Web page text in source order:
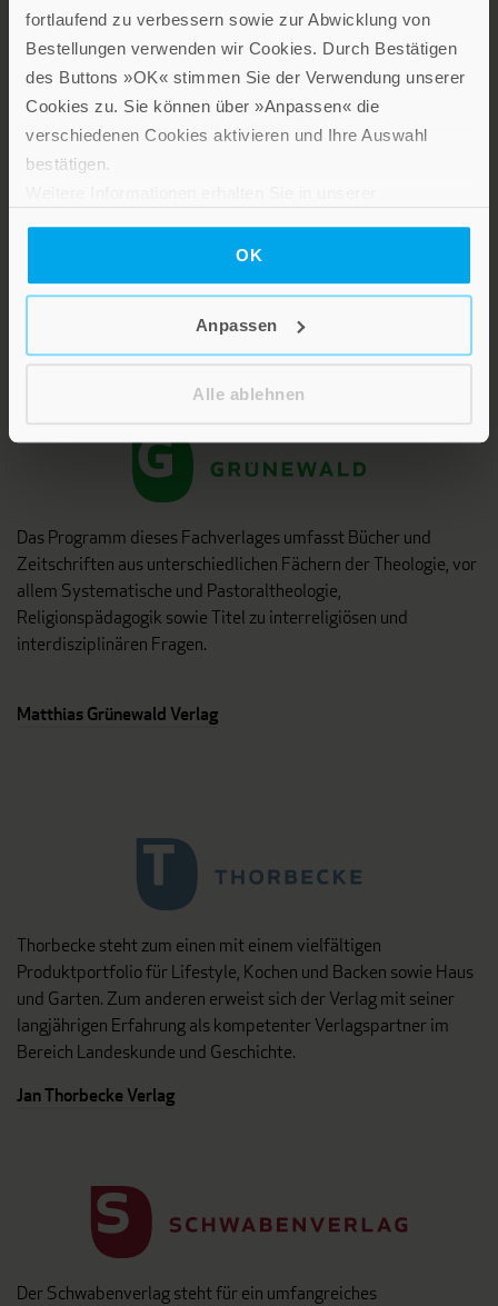
fortlaufend zu verbessern sowie zur Abwicklung von
Bestellungen verwenden wir Cookies. Durch Bestätigen
des Buttons »OK« stimmen Sie der Verwendung unserer
Cookies zu. Sie können über »Anpassen« die
verschiedenen Cookies aktivieren und Ihre Auswahl
bestätigen.
OK
Anpassen
Alle ablehnen
Lebensfreude in farbenfroher Gestaltung: Persönliche
Das Programm dieses Fachverlages umfasst Bücher und
Zeitschriften aus unterschiedlichen Fächern der Theologie, vor
allem Systematische und Pastoraltheologie,
Religionspädagogik sowie Titel zu interreligiösen und
interdisziplinären Fragen.
Matthias Grünewald Verlag
Thorbecke steht zum einen mit einem vielfältigen
Produktportfolio für Lifestyle, Kochen und Backen sowie Haus
und Garten. Zum anderen erweist sich der Verlag mit seiner
langjährigen Erfahrung als kompetenter Verlagspartner im
Bereich Landeskunde und Geschichte.
Jan Thorbecke Verlag
Der Schwabenverlag steht für ein umfangreiches